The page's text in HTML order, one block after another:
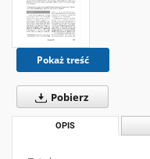
Pokaż treść
Pobierz
OPIS